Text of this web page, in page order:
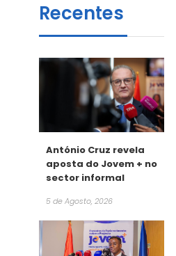
Recentes
António Cruz revela
aposta do Jovem + no
sector informal
5 de Agosto, 2026